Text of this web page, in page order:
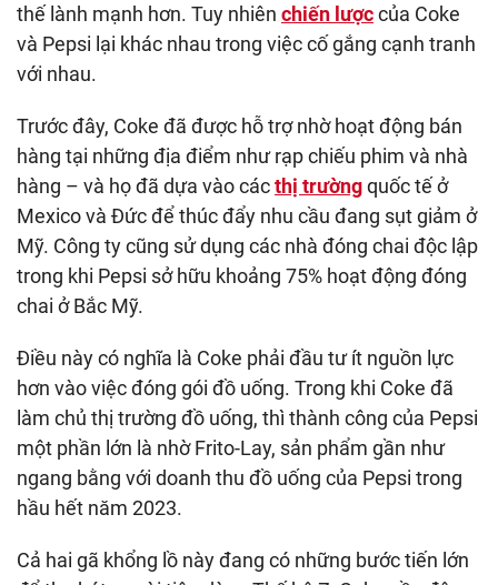
thế lành mạnh hơn. Tuy nhiên chiến lượccủa Coke
và Pepsi lại khác nhau trong việc cố gắng cạnh tranh
với nhau.
Trước đây, Coke đã được hỗ trợ nhờ hoạt động bán
hàng tại những địa điểm như rạp chiếu phim và nhà
hàng – và họ đã dựa vào cácthị trườngquốc tế ở
Mexico và Đức để thúc đẩy nhu cầu đang sụt giảm ở
Mỹ. Công ty cũng sử dụng các nhà đóng chai độc lập
trong khi Pepsi sở hữu khoảng 75% hoạt động đóng
chai ở Bắc Mỹ.
Điều này có nghĩa là Coke phải đầu tư ít nguồn lực
hơn vào việc đóng gói đồ uống. Trong khi Coke đã
làm chủ thị trường đồ uống, thì thành công của Pepsi
một phần lớn là nhờ Frito-Lay, sản phẩm gần như
ngang bằng với doanh thu đồ uống của Pepsi trong
hầu hết năm 2023.
Cả hai gã khổng lồ này đang có những bước tiến lớn